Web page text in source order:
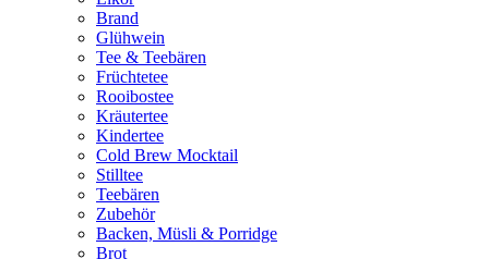
Brand
Glühwein
Tee & Teebären
Früchtetee
Rooibostee
Kräutertee
Kindertee
Cold Brew Mocktail
Stilltee
Teebären
Zubehör
Backen, Müsli & Porridge
Brot